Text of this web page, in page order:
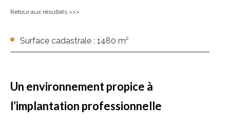
Retour aux résultats >>>
Surface cadastrale : 1480 m²
Un environnement propice à
l’implantation professionnelle